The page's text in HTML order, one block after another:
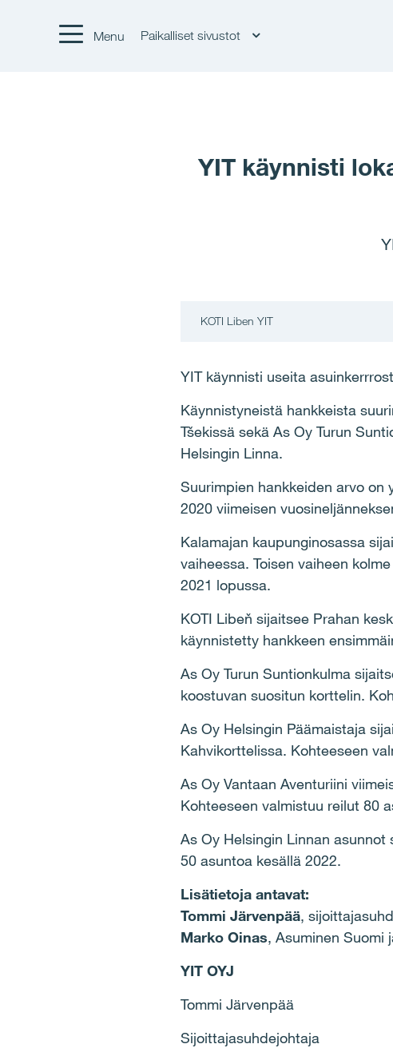
Menu Paikalliset sivustot
YIT käynnisti
KOTI Liben YIT
YIT käynnisti useita
Käynnistyneistä hankkeista
Tšekissä sekä As Oy Turun
Helsingin Linna.
Suurimpien hankkeiden arvo on
2020 viimeisen
Kalamajan kaupunginosassa
vaiheessa. Toisen vaiheen
2021 lopussa.
KOTI Libeň sijaitsee Prahan
käynnistetty hankkeen
As Oy Turun Suntionkulma
koostuvan suositun korttelin.
As Oy Helsingin Päämaistaja
Kahvikorttelissa. Kohteeseen
As Oy Vantaan Aventuriini
Kohteeseen valmistuu reilut 80
As Oy Helsingin Linnan
50 asuntoa kesällä 2022.
Lisätietoja antavat:
Tommi Järvenpää,
Marko Oinas, Asuminen Suomi
YIT OYJ
Tommi Järvenpää
Sijoittajasuhdejohtaja